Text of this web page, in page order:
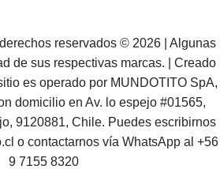
reservados © 2026 | Algunas
de sus respectivas marcas. | Creado
es operado por MUNDOTITO SpA,
domicilio en Av. lo espejo #01565,
9120881, Chile. Puedes escribirnos
o contactarnos vía WhatsApp al +56
9 7155 8320